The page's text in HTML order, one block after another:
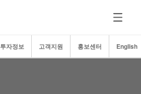
투자정보 고객지원 홍보센터 English